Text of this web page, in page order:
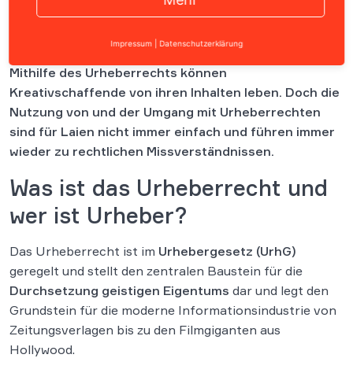
geistigem Eigentum von elementarer Bedeutung.
Mithilfe des Urheberrechts können
Kreativschaffende von ihren Inhalten leben. Doch die
Nutzung von und der Umgang mit Urheberrechten
sind für Laien nicht immer einfach und führen immer
wieder zu rechtlichen Missverständnissen.
Was ist das Urheberrecht und
wer ist Urheber?
Das Urheberrecht ist im Urhebergesetz (UrhG)
geregelt und stellt den zentralen Baustein für die
Durchsetzung geistigen Eigentums dar und legt den
Grundstein für die moderne Informationsindustrie von
Zeitungsverlagen bis zu den Filmgiganten aus
Hollywood.
Impressum Datenschutzerklärung